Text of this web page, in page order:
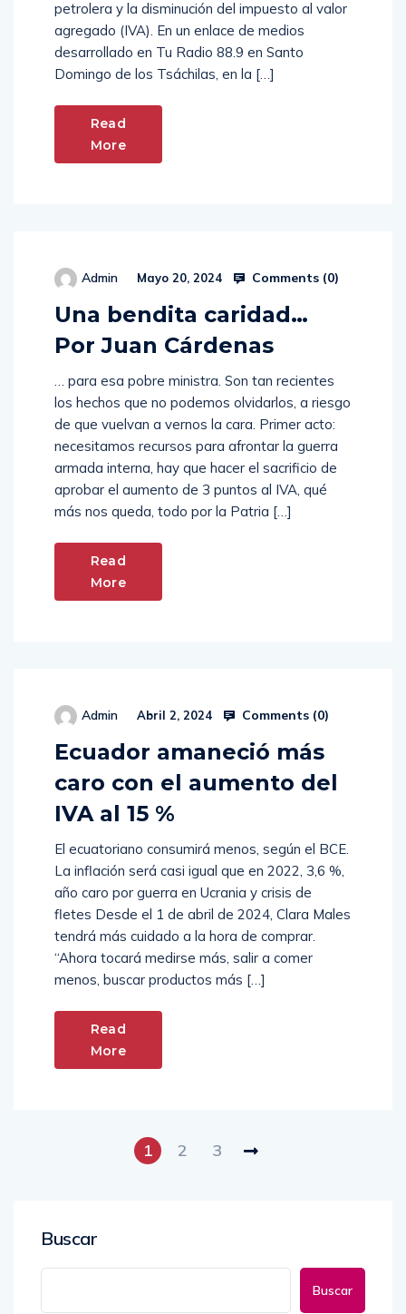
petrolera y la disminución del impuesto al valor
agregado (IVA). En un enlace de medios
desarrollado en Tu Radio 88.9 en Santo
Domingo de los Tsáchilas, en la […]
Read
More
Admin Mayo 20, 2024 Comments (0)
Una bendita caridad…
Por Juan Cárdenas
… para esa pobre ministra. Son tan recientes
los hechos que no podemos olvidarlos, a riesgo
de que vuelvan a vernos la cara. Primer acto:
necesitamos recursos para afrontar la guerra
armada interna, hay que hacer el sacrificio de
aprobar el aumento de 3 puntos al IVA, qué
más nos queda, todo por la Patria […]
Read
More
Admin Abril 2, 2024 Comments (0)
Ecuador amaneció más
caro con el aumento del
IVA al 15 %
El ecuatoriano consumirá menos, según el BCE.
La inflación será casi igual que en 2022, 3,6 %,
año caro por guerra en Ucrania y crisis de
fletes Desde el 1 de abril de 2024, Clara Males
tendrá más cuidado a la hora de comprar.
“Ahora tocará medirse más, salir a comer
menos, buscar productos más […]
Read
More
1 2 3
Buscar
Buscar